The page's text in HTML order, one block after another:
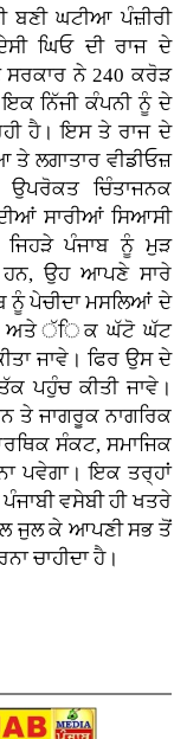
ਬਣੀ ਘਟੀਆ ਪੰਜ਼ੀਰੀ
ਘਿਓ ਦੀ ਰਾਜ ਦੇ
ਸਰਕਾਰ ਨੇ 240 ਕਰੋੜ
ਨਿੱਜੀ ਕੰਪਨੀ ਨੂੰ ਦੇ
ਹੈ। ਇਸ ਤੇ ਰਾਜ ਦੇ
ਤੇ ਲਗਾਤਾਰ ਵੀਡੀਓਜ਼
ਚਿੰਤਾਜਨਕ
ਸਾਰੀਆਂ ਸਿਆਸੀ
ਜਿਹੜੇ ਪੰਜਾਬ ਨੂੰ ਮੁੜ
ਹਨ, ਉਹ ਆਪਣੇ ਸਾਰੇ
ਪੇਚੀਦਾ ਮਸਲਿਆਂ ਦੇ
ਅਤੇ ੱਿਕ ਘੱਟੋ ਘੱਟ
ਜਾਵੇ। ਫਿਰ ਉਸ ਦੇ
ਪਹੁੰਚ ਕੀਤੀ ਜਾਵੇ।
ਤੇ ਜਾਗਰੂਕ ਨਾਗਰਿਕ
ਸੰਕਟ, ਸਮਾਜਿਕ
ਪਵੇਗਾ। ਇਕ ਤਰ੍ਹਾਂ
ਵਸੇਬੀ ਹੀ ਖਤਰੇ
ਜੁਲ ਕੇ ਆਪਣੀ ਸਭ ਤੋਂ
ਚਾਹੀਦਾ ਹੈ।